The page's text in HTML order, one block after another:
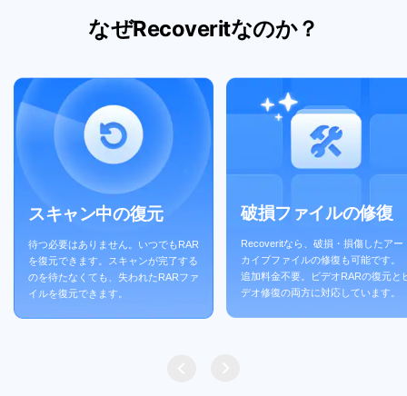
なぜRecoveritなのか？
スキャン中の復元
待つ必要はありません。いつでもRAR
を復元できます。スキャンが完了する
のを待たなくても、失われたRARファ
イルを復元できます。
破損ファイルの修復
Recoveritなら、破損・損傷したアー
カイブファイルの修復も可能です。
追加料金不要。ビデオRARの復元と
デオ修復の両方に対応しています。